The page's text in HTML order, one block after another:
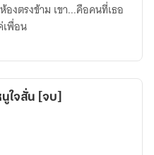
งตรงข้าม เขา...คือคนที่เธอ
ได้แค่เพื่อน
ใจสั่น [จบ]